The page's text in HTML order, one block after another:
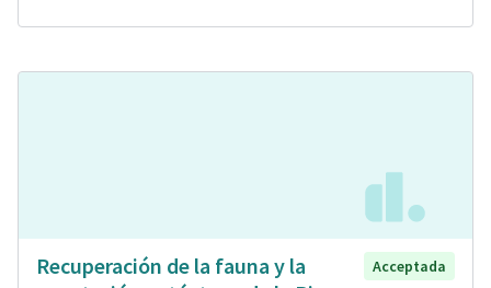
Recuperación de la fauna y la
Acceptada